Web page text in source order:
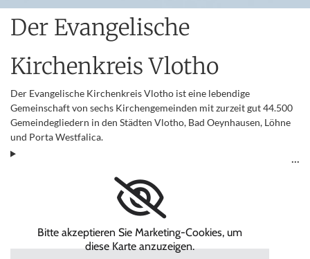
Der Evangelische
Kirchenkreis Vlotho
Der Evangelische Kirchenkreis Vlotho ist eine lebendige
Gemeinschaft von sechs Kirchengemeinden mit zurzeit gut 44.500
Gemeindegliedern in den Städten Vlotho, Bad Oeynhausen, Löhne
und Porta Westfalica.
Bitte akzeptieren Sie Marketing-Cookies, um
diese Karte anzuzeigen.